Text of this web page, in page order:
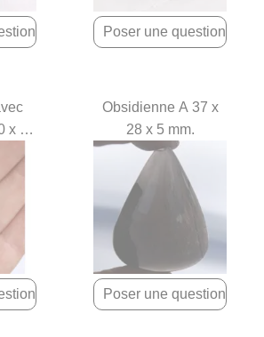
x 7
Obsidienne A 37 x
28 x 5 mm.